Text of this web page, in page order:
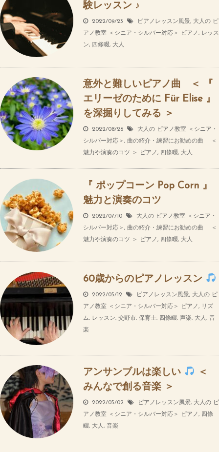
験レッスン ♪
2022/09/23 ピアノレッスン風景, 大人の ピ
アノ教室 ＜シニア・シルバー対応＞
ピアノ, レッス
ン, 四條畷, 大人
意外と難しいピアノ曲 ＜ 『
エリーゼのために Für Elise 』
を深掘りしてみる ＞
2022/08/26
大人の ピアノ教室 ＜シニア・
シルバー対応＞ , 曲の紹介・練習にお勧めの曲 ＜
魅力や演奏のコツ ＞
ピアノ, 四條畷, 大人
『 ポップコーン Pop Corn 』
魅力と演奏のコツ
2022/07/10
大人の ピアノ教室 ＜シニア・
シルバー対応＞ , 曲の紹介・練習にお勧めの曲 ＜
魅力や演奏のコツ ＞
ピアノ, 四條畷, 大人
60歳からのピアノレッスン
2022/05/12 ピアノレッスン風景, 大人の ピ
アノ教室 ＜シニア・シルバー対応＞
ピアノ, リズ
ム, レッスン, 交野市, 保育士, 四條畷, 声楽, 大人, 音
楽
アンサンブルは楽しい
＜
みんなで創る音楽 ＞
2022/05/02 ピアノレッスン風景, 大人の ピ
アノ教室 ＜シニア・シルバー対応＞
ピアノ, 四條
畷, 大人, 音楽